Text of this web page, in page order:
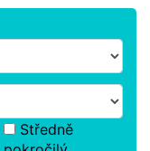
Středně